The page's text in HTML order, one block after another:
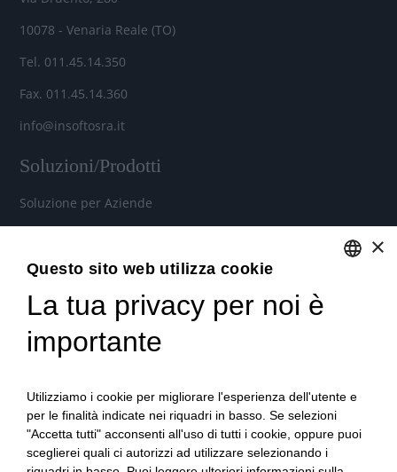
10078 - Venaria Reale (TO)
Tel. 011.45.14.350
Fax. 011.45.14.360
info@insoftosra.it
Soluzioni/Prodotti
Soluzione per Aziende
Soluzione per Consulenti
Servizi
Industria 4.0
Soluzioni in Cloud per aziende, commercialisti e consulenti
del lavoro
Formazione qualificata
×
Questo sito web utilizza cookie
La tua privacy per noi è
importante
Utilizziamo i cookie per migliorare l'esperienza dell'utente e
per le finalità indicate nei riquadri in basso. Se selezioni
"Accetta tutti" acconsenti all'uso di tutti i cookie, oppure puoi
sceglierei quali ci autorizzi ad utilizzare selezionando i